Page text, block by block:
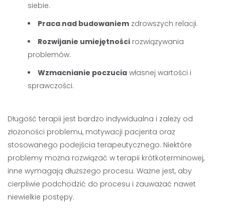
siebie.
Praca nad budowaniem zdrowszych relacji.
Rozwijanie umiejętności rozwiązywania
problemów.
Wzmacnianie poczucia własnej wartości i
sprawczości.
Długość terapii jest bardzo indywidualna i zależy od
złożoności problemu, motywacji pacjenta oraz
stosowanego podejścia terapeutycznego. Niektóre
problemy można rozwiązać w terapii krótkoterminowej,
inne wymagają dłuższego procesu. Ważne jest, aby
cierpliwie podchodzić do procesu i zauważać nawet
niewielkie postępy.